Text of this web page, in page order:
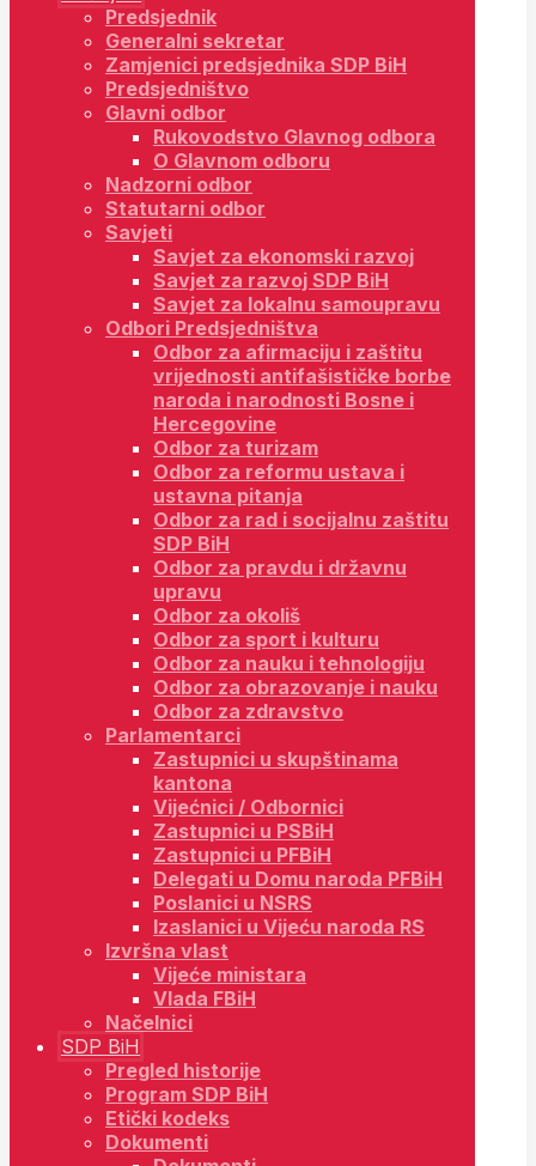
Predsjednik
Generalni sekretar
Zamjenici predsjednika SDP BiH
Predsjedništvo
Glavni odbor
Rukovodstvo Glavnog odbora
O Glavnom odboru
Nadzorni odbor
Statutarni odbor
Savjeti
Savjet za ekonomski razvoj
Savjet za razvoj SDP BiH
Savjet za lokalnu samoupravu
Odbori Predsjedništva
Odbor za afirmaciju i zaštitu
vrijednosti antifašističke borbe
naroda i narodnosti Bosne i
Hercegovine
Odbor za turizam
Odbor za reformu ustava i
ustavna pitanja
Odbor za rad i socijalnu zaštitu
SDP BiH
Odbor za pravdu i državnu
upravu
Odbor za okoliš
Odbor za sport i kulturu
Odbor za nauku i tehnologiju
Odbor za obrazovanje i nauku
Odbor za zdravstvo
Parlamentarci
Zastupnici u skupštinama
kantona
Vijećnici / Odbornici
Zastupnici u PSBiH
Zastupnici u PFBiH
Delegati u Domu naroda PFBiH
Poslanici u NSRS
Izaslanici u Vijeću naroda RS
Izvršna vlast
Vijeće ministara
Vlada FBiH
Načelnici
SDP BiH
Pregled historije
Program SDP BiH
Etički kodeks
Dokumenti